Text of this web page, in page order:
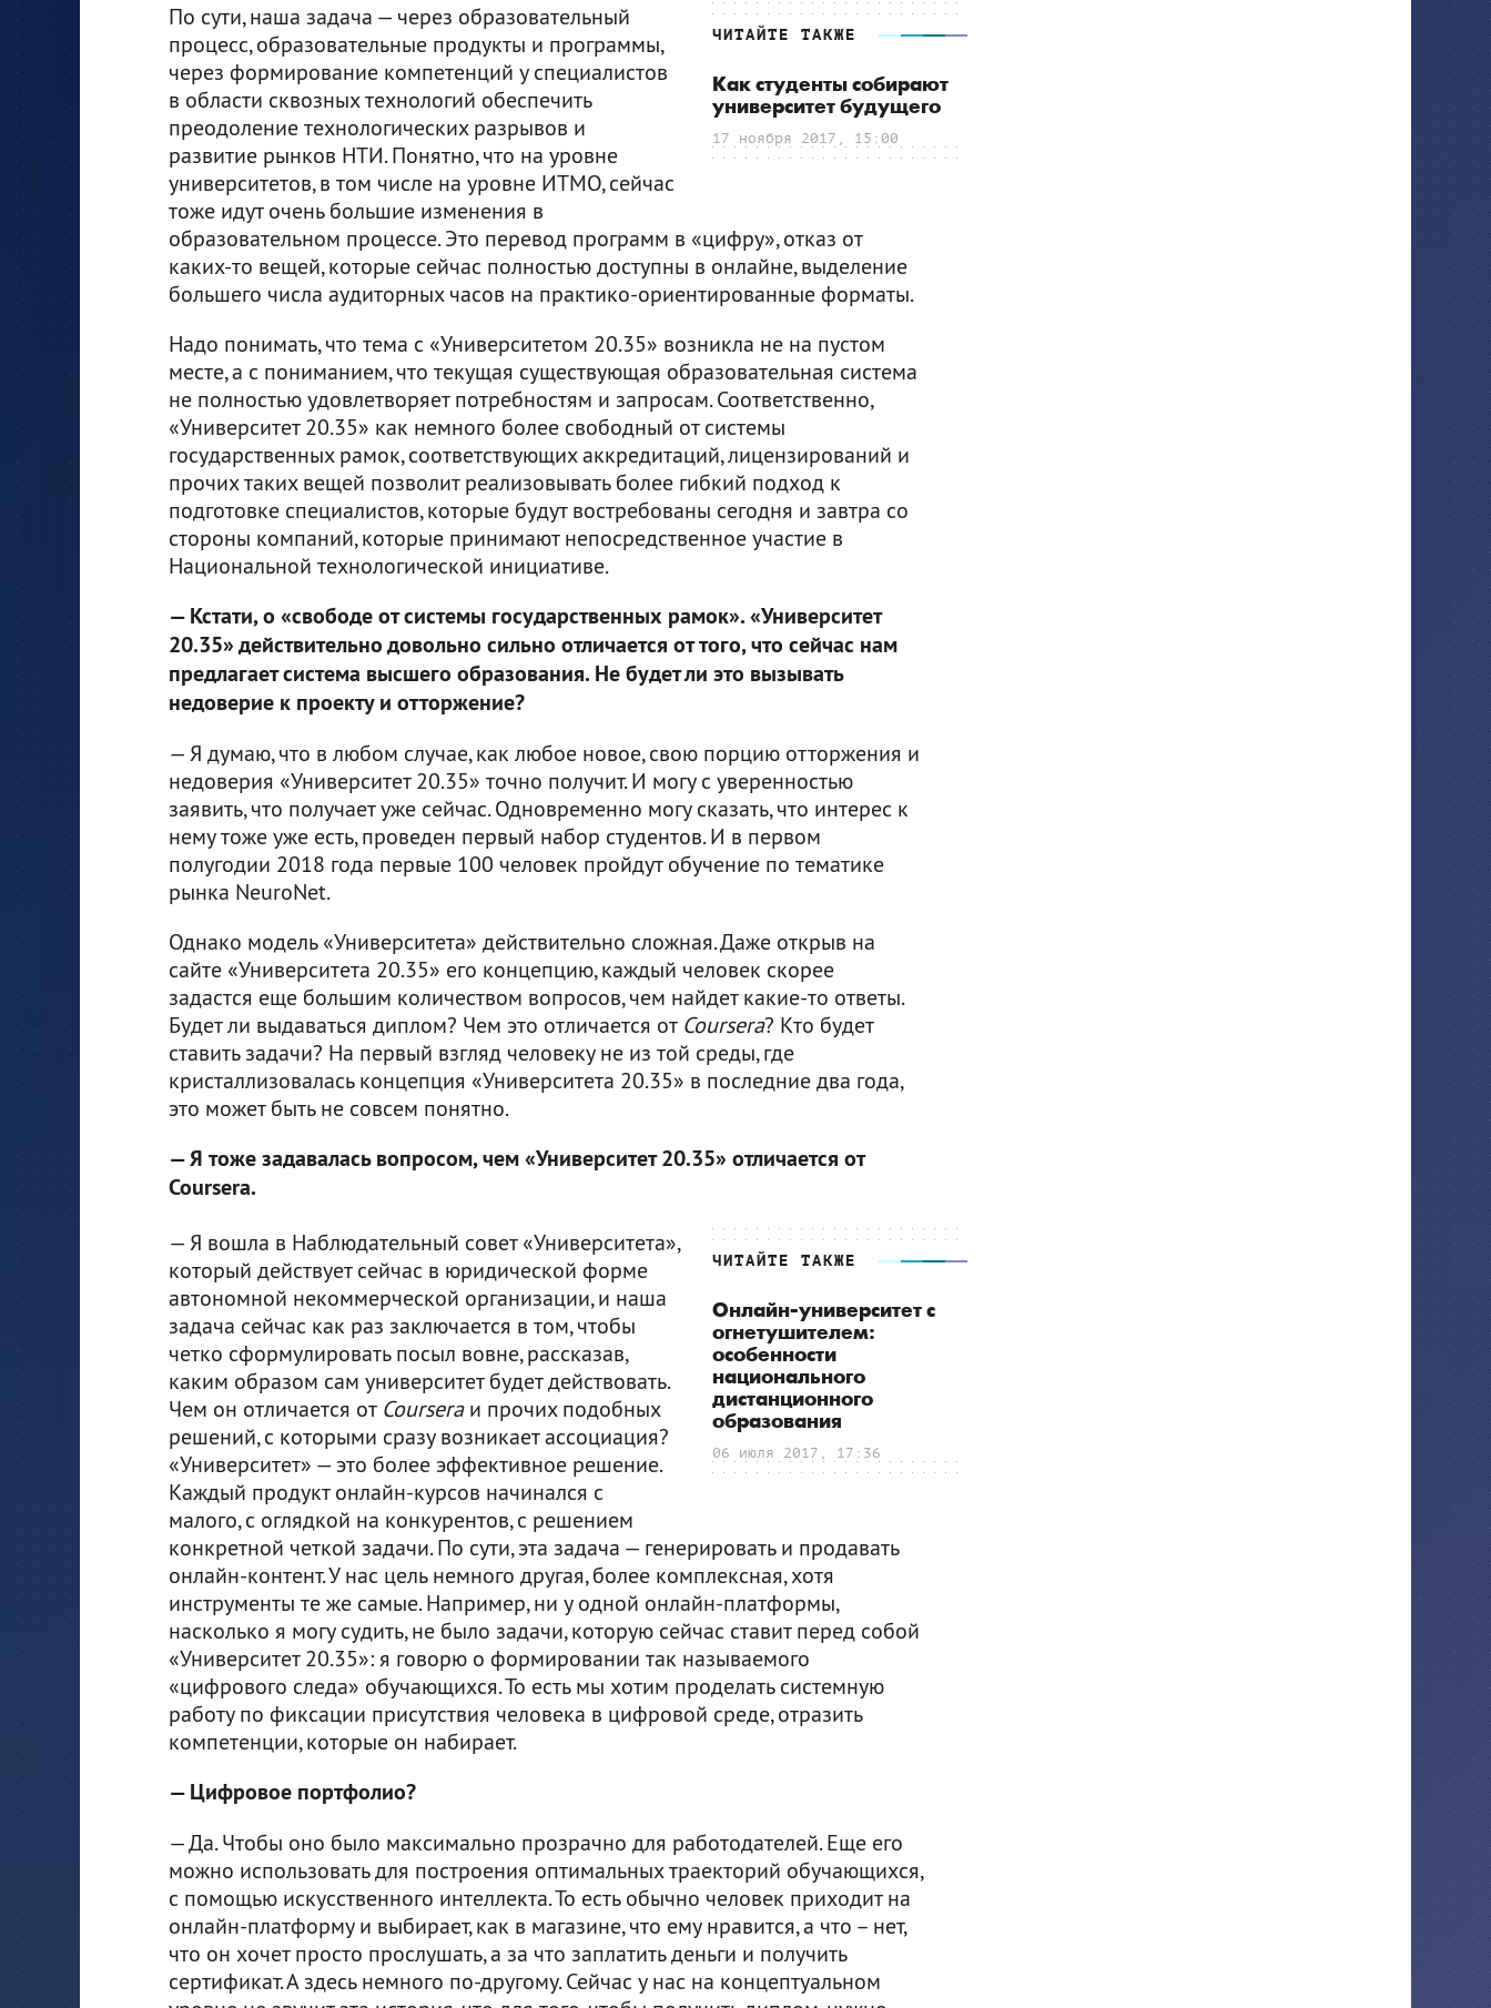
ЧИТАЙТЕ ТАКЖЕ
Как студенты собирают
университет будущего
17 ноября 2017, 15:00
По сути, наша задача — через образовательный
процесс, образовательные продукты и программы,
через формирование компетенций у специалистов
в области сквозных технологий обеспечить
преодоление технологических разрывов и
развитие рынков НТИ. Понятно, что на уровне
университетов, в том числе на уровне ИТМО, сейчас
тоже идут очень большие изменения в
образовательном процессе. Это перевод программ в «цифру», отказ от
каких-то вещей, которые сейчас полностью доступны в онлайне, выделение
большего числа аудиторных часов на практико-ориентированные форматы.
Надо понимать, что тема с «Университетом 20.35» возникла не на пустом
месте, а с пониманием, что текущая существующая образовательная система
не полностью удовлетворяет потребностям и запросам. Соответственно,
«Университет 20.35» как немного более свободный от системы
государственных рамок, соответствующих аккредитаций, лицензирований и
прочих таких вещей позволит реализовывать более гибкий подход к
подготовке специалистов, которые будут востребованы сегодня и завтра со
стороны компаний, которые принимают непосредственное участие в
Национальной технологической инициативе.
— Кстати, о «свободе от системы государственных рамок». «Университет
20.35» действительно довольно сильно отличается от того, что сейчас нам
предлагает система высшего образования. Не будет ли это вызывать
недоверие к проекту и отторжение?
— Я думаю, что в любом случае, как любое новое, свою порцию отторжения и
недоверия «Университет 20.35» точно получит. И могу с уверенностью
заявить, что получает уже сейчас. Одновременно могу сказать, что интерес к
нему тоже уже есть, проведен первый набор студентов. И в первом
полугодии 2018 года первые 100 человек пройдут обучение по тематике
рынка NeuroNet.
Однако модель «Университета» действительно сложная. Даже открыв на
сайте «Университета 20.35» его концепцию, каждый человек скорее
задастся еще большим количеством вопросов, чем найдет какие-то ответы.
Будет ли выдаваться диплом? Чем это отличается от Coursera? Кто будет
ставить задачи? На первый взгляд человеку не из той среды, где
кристаллизовалась концепция «Университета 20.35» в последние два года,
это может быть не совсем понятно.
— Я тоже задавалась вопросом, чем «Университет 20.35» отличается от
Coursera.
ЧИТАЙТЕ ТАКЖЕ
Онлайн-университет с
огнетушителем:
особенности
национального
дистанционного
образования
06 июля 2017, 17:36
— Я вошла в Наблюдательный совет «Университета»,
который действует сейчас в юридической форме
автономной некоммерческой организации, и наша
задача сейчас как раз заключается в том, чтобы
четко сформулировать посыл вовне, рассказав,
каким образом сам университет будет действовать.
Чем он отличается от Courseraи прочих подобных
решений, с которыми сразу возникает ассоциация?
«Университет» — это более эффективное решение.
Каждый продукт онлайн-курсов начинался с
малого, с оглядкой на конкурентов, с решением
конкретной четкой задачи. По сути, эта задача — генерировать и продавать
онлайн-контент. У нас цель немного другая, более комплексная, хотя
инструменты те же самые. Например, ни у одной онлайн-платформы,
насколько я могу судить, не было задачи, которую сейчас ставит перед собой
«Университет 20.35»: я говорю о формировании так называемого
«цифрового следа» обучающихся. То есть мы хотим проделать системную
работу по фиксации присутствия человека в цифровой среде, отразить
компетенции, которые он набирает.
— Цифровое портфолио?
— Да. Чтобы оно было максимально прозрачно для работодателей. Еще его
можно использовать для построения оптимальных траекторий обучающихся,
с помощью искусственного интеллекта. То есть обычно человек приходит на
онлайн-платформу и выбирает, как в магазине, что ему нравится, а что – нет,
что он хочет просто прослушать, а за что заплатить деньги и получить
сертификат. А здесь немного по-другому. Сейчас у нас на концептуальном